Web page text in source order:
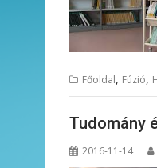
Főoldal, Fúzió,
Tudomány
2016-11-14